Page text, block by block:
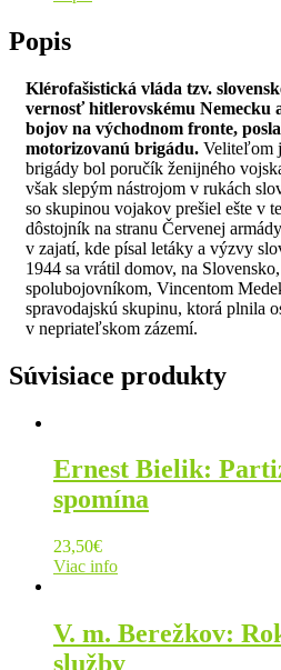
Popis
Klérofašistická vláda tzv.
vernosť hitlerovskému Nemecku
bojov na východnom fronte,
motorizovanú brigádu. Veliteľom
brigády bol poručík ženijného
však slepým nástrojom v rukách
so skupinou vojakov prešiel ešte v
dôstojník na stranu Červenej
v zajatí, kde písal letáky a výzvy
1944 sa vrátil domov, na
spolubojovníkom, Vincentom
spravodajskú skupinu, ktorá plnila
v nepriateľskom zázemí.
Súvisiace produkty
Ernest Bielik:
spomína
23,50€
Viac info
V. m. Berežkov:
služby